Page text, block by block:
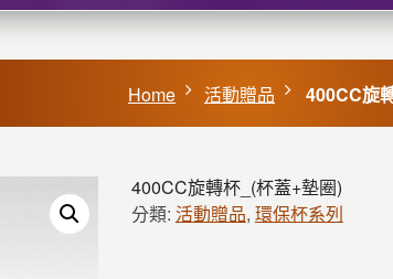
Home 活動贈品 400CC旋
400CC旋轉杯_(杯蓋+墊圈)
分類: 活動贈品, 環保杯系列